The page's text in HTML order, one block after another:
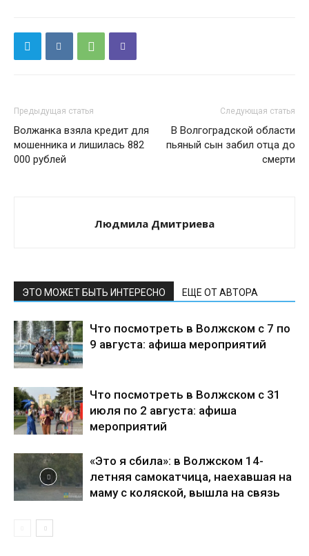
Предыдущая статья
Волжанка взяла кредит для
мошенника и лишилась 882
000 рублей
Следующая статья
В Волгоградской области
пьяный сын забил отца до
смерти
Людмила Дмитриева
ЭТО МОЖЕТ БЫТЬ ИНТЕРЕСНО ЕЩЕ ОТ АВТОРА
Что посмотреть в Волжском с 7 по
9 августа: афиша мероприятий
Что посмотреть в Волжском с 31
июля по 2 августа: афиша
мероприятий
«Это я сбила»: в Волжском 14-
летняя самокатчица, наехавшая на
маму с коляской, вышла на связь